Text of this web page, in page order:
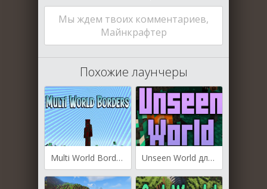
Мы ждем твоих комментариев,
Майнкрафтер
Похожие лаунчеры
Multi World Borders для Майнкрафт [1.21.5, 1.21.4, 1.21.1] Unseen World для Майнкрафт [1.20.1, 1.19.4, 1.19.2]